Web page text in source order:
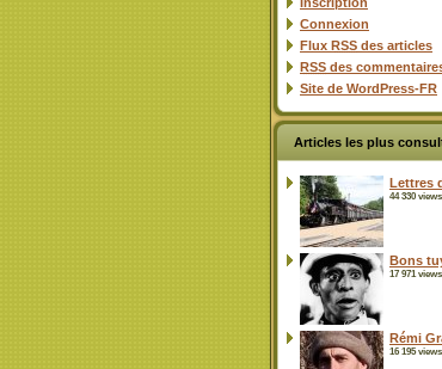
Connexion
Flux RSS des articles
RSS des
Site de WordPress-FR
Articles les plus
Lettres
44 330 views
Bons
17 971 views
Rémi
16 195 views